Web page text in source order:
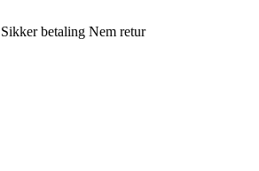
Sikker betaling Nem retur